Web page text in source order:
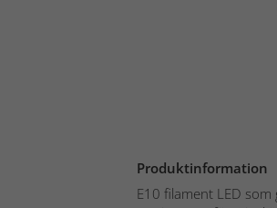
Produktinformation
E10 filament LED